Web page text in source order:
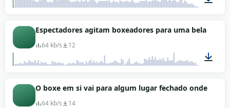
00:23
Espectadores agitam boxeadores para uma bela luta
64 kb/s 12
01:47
O boxe em si vai para algum lugar fechado onde há
64 kb/s 14